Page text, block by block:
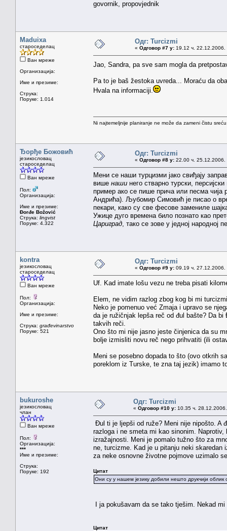
govornik, propovjednik
Maduixa
староседелац
Ван мреже
Организација:
Име и презиме:
Струка:
Поруке: 1.014
Одг: Turcizmi
« Одговор #7 у: 19.12 ч. 22.12.2006.
Jao, Sandra, pa sve sam mogla da
Pa to je baš žestoka uvreda... Moraću da
Hvala na informaciji.
Ni najtemeljnije planiranje ne može da zameni čistu
Ђорђе Божовић
језикословац
староседелац
Ван мреже
Пол:
Организација:
Име и презиме:
Đorđe Božović
Струка: lingvist
Поруке: 4.322
Одг: Turcizmi
« Одговор #8 у: 22.00 ч. 25.12.2006.
Мени се наши турцизми јако свиђају
више наши него стварно турски,
пример ако се пише прича или песма
Андрића). Љубомир Симовић је писао о
пекари, како су све фесове замениле
Ужице дуго времена било познато као
Цариград , тако се зове у једној народној
kontra
језикословац
староседелац
Ван мреже
Пол:
Организација:
Име и презиме:
Струка: građevinarstvo
Поруке: 521
Одг: Turcizmi
« Одговор #9 у: 09.19 ч. 27.12.2006.
Uf. Kad imate lošu vezu ne treba pisati
Elem, ne vidim razlog zbog kog bi mi
Neko je pomenuo već Zmaja i upravo se
da je ružičnjak lepša reč od đul bašte? Da
takvih reči.
Ono što mi nije jasno jeste činjenica da su
bolje izmisliti novu reč nego prihvatiti (ili
Meni se posebno dopada to što (ovo otkrih
poreklom iz Turske, te zna taj jezik) imamo
bukuroshe
језикословац
члан
Ван мреже
Пол:
Организација:
***
Име и презиме:
Струка:
Поруке: 192
Одг: Turcizmi
« Одговор #10 у: 10.35 ч.
Đul ti je ljepši od ruže? Meni nije nipošto. A
razloga i ne smeta mi kao sinonim.
izražajnosti. Meni je pomalo tužno što za
ne, turcizme. Kad je u pitanju neki
za neke osnovne životne pojmove uzimalo
Цитат
Они су у нашем језику добили нешто друкчији облик
I ja pokušavam da se tako tješim. Nekad
Цитат